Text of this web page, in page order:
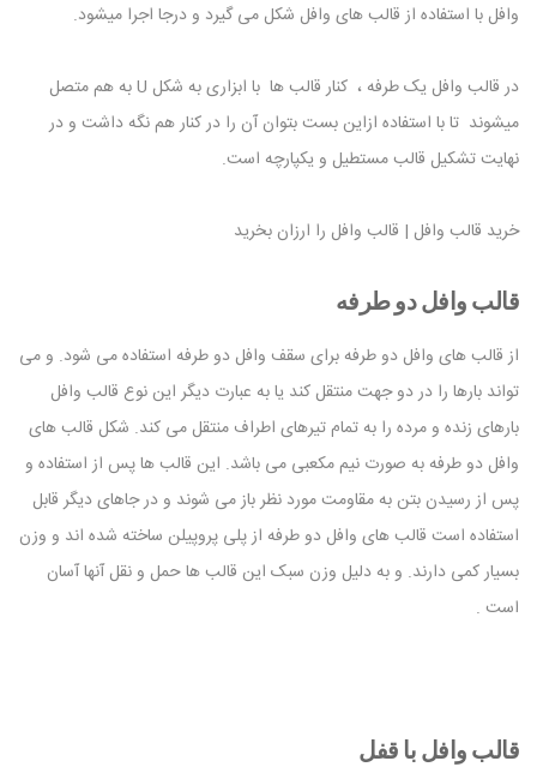
وافل با استفاده از قالب های وافل شکل می گیرد و درجا اجرا میشود.
در قالب وافل یک طرفه ، کنار قالب ها با ابزاری به شکل U به هم متصل
میشوند تا با استفاده ازاین بست بتوان آن را در کنار هم نگه داشت و در
نهایت تشکیل قالب مستطیل و یکپارچه است.
خرید قالب وافل | قالب وافل را ارزان بخرید
قالب وافل دو طرفه
از قالب های وافل دو طرفه برای سقف وافل دو طرفه استفاده می شود. و می
تواند بارها را در دو جهت منتقل کند یا به عبارت دیگر این نوع قالب وافل
بارهای زنده و مرده را به تمام تیرهای اطراف منتقل می کند. شکل قالب های
وافل دو طرفه به صورت نیم مکعبی می باشد. این قالب ها پس از استفاده و
پس از رسیدن بتن به مقاومت مورد نظر باز می شوند و در جاهای دیگر قابل
استفاده است قالب های وافل دو طرفه از پلی پروپیلن ساخته شده اند و وزن
بسیار کمی دارند. و به دلیل وزن سبک این قالب ها حمل و نقل آنها آسان
است .
قالب وافل با قفل